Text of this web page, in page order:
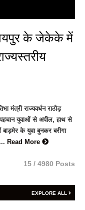
जयपुर के जेकेके में
मंत्री राज्यवर्धन राठौड़
पहचान युवाओं से अपील, हाथ से
के युवा बुनकर बरीगा
Read More
15 / 4980 Posts
EXPLORE ALL